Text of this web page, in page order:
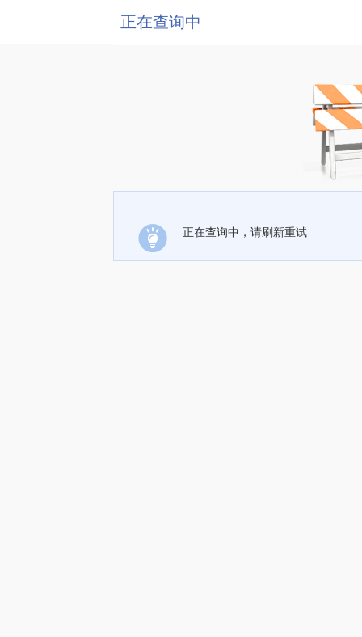
正在查询中
正在查询中，请刷新重试